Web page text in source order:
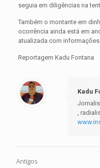
seguia em diligências na
Também o montante em
ocorrência ainda está em
atualizada com informações
Reportagem Kadu Fontana
Kadu
,
Antigos